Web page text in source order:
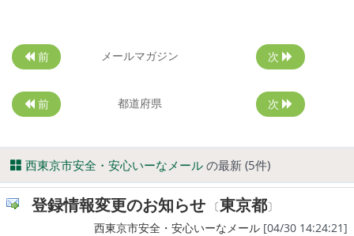
前 メールマガジン 次
前 都道府県 次
西東京市安全・安心いーなメール の最新 (5件)
登録情報変更のお知らせ 〔東京都〕
西東京市安全・安心いーなメール [04/30 14:24:21]